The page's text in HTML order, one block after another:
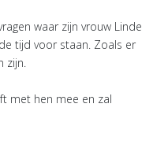
waar zijn vrouw Linde
tijd voor staan. Zoals er
zijn.
met hen mee en zal